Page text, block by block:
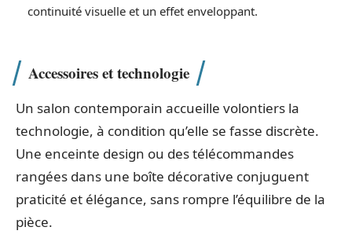
continuité visuelle et un effet enveloppant.
Accessoires et technologie
Un salon contemporain accueille volontiers la
technologie, à condition qu’elle se fasse discrète.
Une enceinte design ou des télécommandes
rangées dans une boîte décorative conjuguent
praticité et élégance, sans rompre l’équilibre de la
pièce.